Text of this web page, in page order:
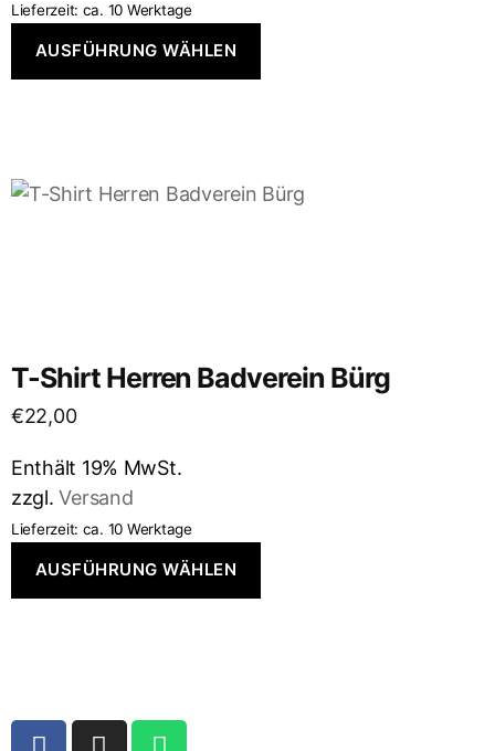
Lieferzeit: ca. 10 Werktage
AUSFÜHRUNG WÄHLEN
T-Shirt Herren Badverein Bürg
€22,00
Enthält 19% MwSt.
zzgl.Versand
Lieferzeit: ca. 10 Werktage
AUSFÜHRUNG WÄHLEN